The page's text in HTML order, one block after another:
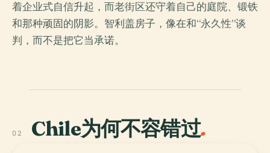
着企业式自信升起，而老街区还守着自己的庭院、锻铁
和那种顽固的阴影。智利盖房子，像在和“永久性”谈
判，而不是把它当承诺。
02 Chile为何不容错过.